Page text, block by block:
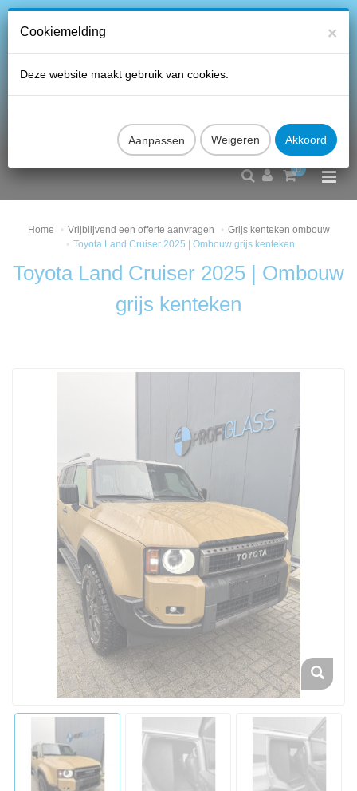
0
Home Vrijblijvend een offerte aanvragen
Grijs kenteken ombouw
Toyota Land Cruiser 2025 | Ombouw grijs kenteken
Toyota Land Cruiser 2025 | Ombouw
grijs kenteken
×
Cookiemelding
Deze website maakt gebruik van cookies.
Aanpassen